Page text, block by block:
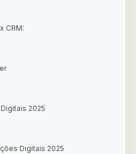
CRM:
2025
Digitais 2025